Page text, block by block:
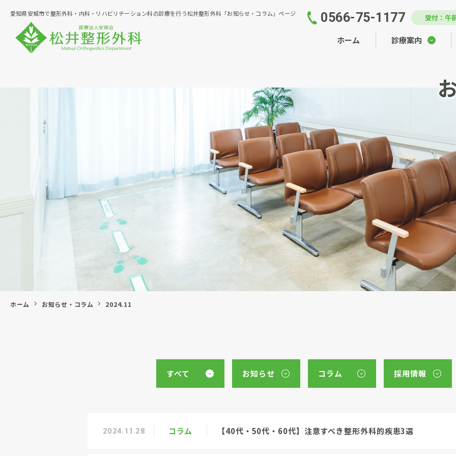
愛知県安城市で整形外科・内科・リハビリテーション科の診療を行う松井整形外科「お知らせ・コラム」ページ 0566-75-1177 受付：午
ホーム 診療案内
ホーム お知らせ・コラム 2024.11
すべて お知らせ コラム 採用情報
2024.11.28 コラム 【40代・50代・60代】注意すべき整形外科的疾患3選